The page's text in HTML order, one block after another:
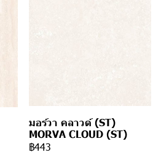
มอร์วา คลาวด์ (ST)
MORVA CLOUD (ST)
฿443